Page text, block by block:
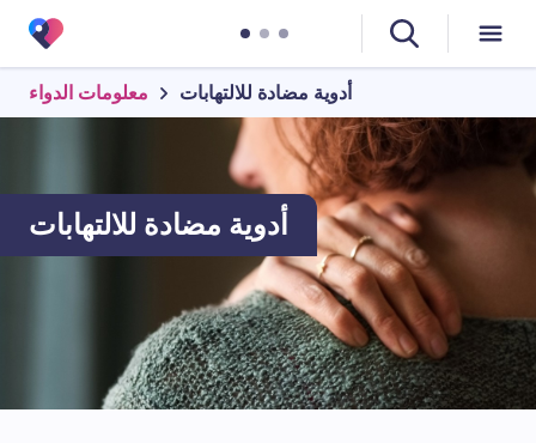
معلومات الدواء أدوية مضادة للالتهابات
أدوية مضادة للالتهابات